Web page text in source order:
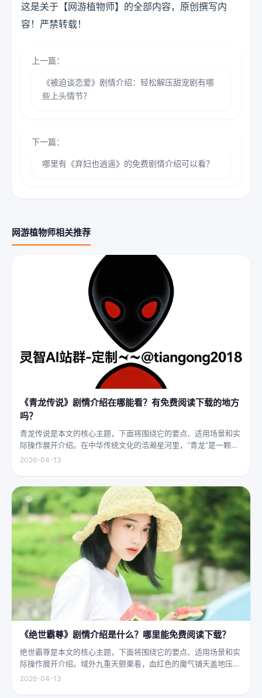
这是关于【网游植物师】的全部内容，原创撰写内
容！严禁转载！
上一篇：
《被迫谈恋爱》剧情介绍：轻松解压甜宠剧有哪
些上头情节？
下一篇：
哪里有《弃妇也逍遥》的免费剧情介绍可以看？
网游植物师相关推荐
《青龙传说》剧情介绍在哪能看？有免费阅读下载的地方
吗？
青龙传说是本文的核心主题，下面将围绕它的要点、适用场景和实
际操作展开介绍。在中华传统文化的浩瀚星河里，“青龙”是一颗璀
璨夺目的明珠，它与白虎、朱雀、玄武并称“四灵”，雄踞东方，是
2026-04-13
《绝世霸尊》剧情介绍是什么？哪里能免费阅读下载？
绝世霸尊是本文的核心主题，下面将围绕它的要点、适用场景和实
际操作展开介绍。域外九重天颤栗着，血红色的魔气铺天盖地压向
人间界最后一道防线——诛仙阵。阵中百万仙神联军已是强弩之
2026-04-13